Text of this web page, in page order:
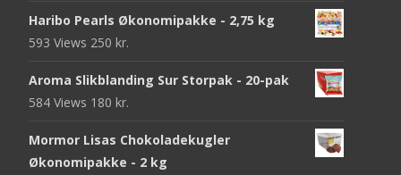
Haribo Pearls Økonomipakke - 2,75 kg
593 Views 250 kr.
Aroma Slikblanding Sur Storpak - 20-pak
584 Views 180 kr.
Mormor Lisas Chokoladekugler
Økonomipakke - 2 kg